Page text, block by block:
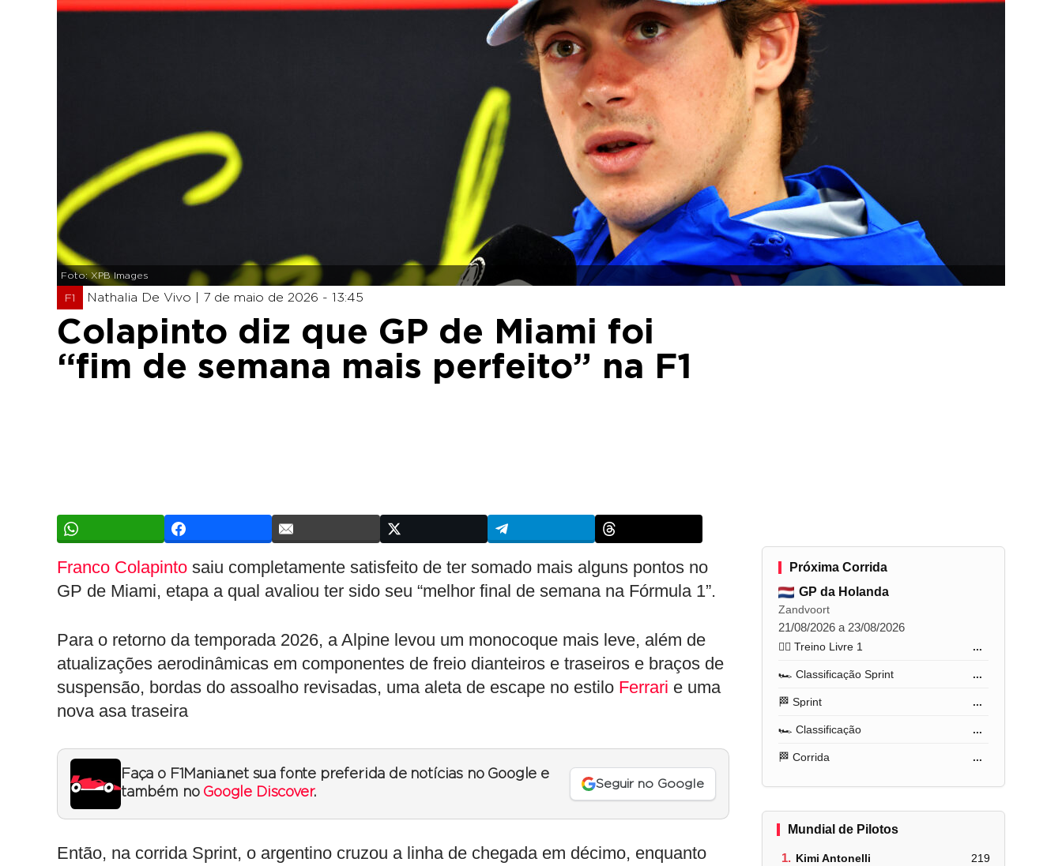
Foto: XPB Images
F1 Nathalia De Vivo | 7 de maio de 2026 - 13:45
Colapinto diz que GP de Miami foi
“fim de semana mais perfeito” na F1
Franco Colapinto saiu completamente satisfeito de ter somado mais alguns pontos no
GP de Miami, etapa a qual avaliou ter sido seu “melhor final de semana na Fórmula 1”.
Para o retorno da temporada 2026, a Alpine levou um monocoque mais leve, além de
atualizações aerodinâmicas em componentes de freio dianteiros e traseiros e braços de
suspensão, bordas do assoalho revisadas, uma aleta de escape no estilo Ferrari e uma
nova asa traseira
Faça o F1Mania.net sua fonte preferida de notícias no Google e
também no Google Discover.
Seguir no Google
Então, na corrida Sprint, o argentino cruzou a linha de chegada em décimo, enquanto
Próxima Corrida
GP da Holanda
Zandvoort
21/08/2026 a 23/08/2026
🏋️‍♂️ Treino Livre 1 ...
🏎️ Classificação Sprint ...
🏁 Sprint ...
🏎️ Classificação ...
🏁 Corrida ...
Mundial de Pilotos
1. Kimi Antonelli 219